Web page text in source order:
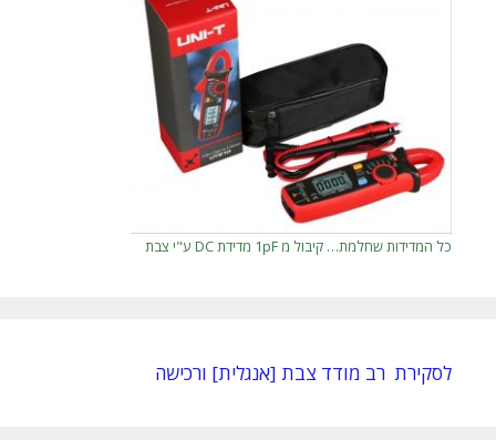
כל המדידות שחלמת… קיבול מ 1pF מדידת DC ע"י צבת
לסקירת רב מודד צבת [אנגלית] ורכישה